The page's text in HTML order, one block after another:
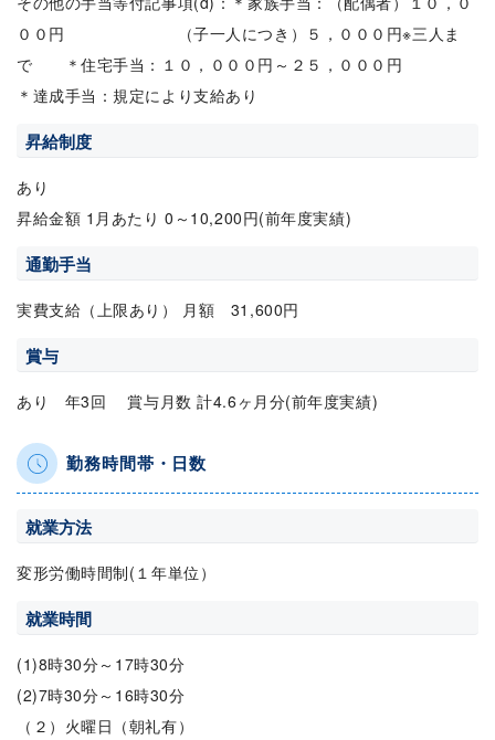
００円 （子一人につき）５，０００円※三人ま
で ＊住宅手当：１０，０００円～２５，０００円
＊達成手当：規定により支給あり
昇給制度
あり
昇給金額 1月あたり 0～10,200円(前年度実績)
通勤手当
実費支給（上限あり） 月額 31,600円
賞与
あり 年3回 賞与月数 計4.6ヶ月分(前年度実績)
勤務時間帯・日数
就業方法
変形労働時間制(１年単位）
就業時間
(1)8時30分～17時30分
(2)7時30分～16時30分
（２）火曜日（朝礼有）